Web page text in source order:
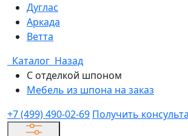
Дуглас
Аркада
Ветта
Каталог Назад
С отделкой шпоном
Мебель из шпона на заказ
+7 (499) 490-02-69 Получить